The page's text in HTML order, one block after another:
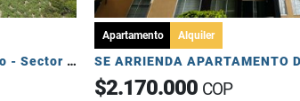
Se Venden Lotes en Conjunto Cerrado - Sector Pueblo Tapado
Apartamento Alquiler
$2.170.000 COP